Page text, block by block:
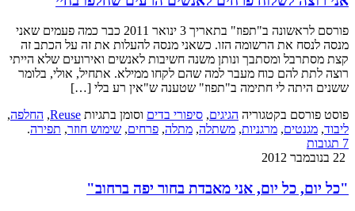
פורסם לראשונה ב"תפוז" בתאריך 3 ינואר 2011 כבר כמה פעמים שאני
מנסה לנסח את הרשומה הזו. כשאני מנסה להעלות את זה על הכתב זה
קצת מסתרבל ומסתבך ונותן משנה חשיבות לאנשים ואירועים שלא הייתי
רוצה לתת להם כוח מעבר למה שהם לקחו ממילא. אתחיל, אולי, בלומר
ששנים היתה לי חתימה ב"תפוז" שטענה ש"אין רע בלי […]
פוסט פורסם בקטגוריההגיגים,סיפורי בדיםוסומן בתגיותReuse
,החלפה,
ליבוד,מגנטים,מרגניות,משתלה,מתלה,פרחים,שימוש חוזר,תפירה.
22 בנובמבר 2012
"כל יום, כל יום, אני מאבדת בחור יפה ברחוב"